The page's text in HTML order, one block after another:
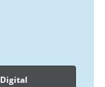
Digital